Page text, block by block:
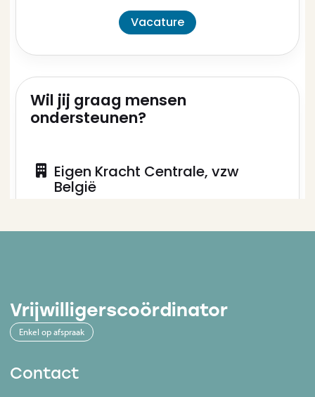
Vrijwilligerscoördinator
Enkel op afspraak
Contact